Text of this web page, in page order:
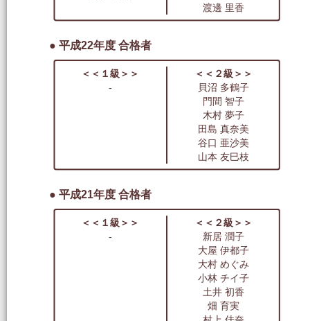
渡邊 里香
● 平成22年度 合格者
＜＜１級＞＞
＜＜２級＞＞
-
貝沼 多鶴子
門間 智子
木村 夢子
田島 真奈美
谷口 亜沙美
山本 友巳枝
● 平成21年度 合格者
＜＜１級＞＞
＜＜２級＞＞
-
新居 潤子
大屋 伊都子
大村 めぐみ
小林 チイ子
土井 初香
畑 育実